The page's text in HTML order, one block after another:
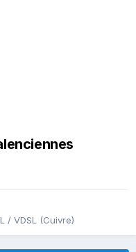
/ VDSL (Cuivre)